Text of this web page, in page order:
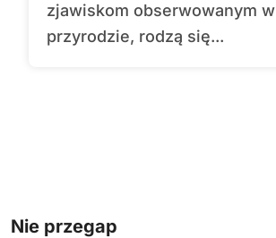
zjawiskom obserwowanym w
przyrodzie, rodzą się...
Nie przegap